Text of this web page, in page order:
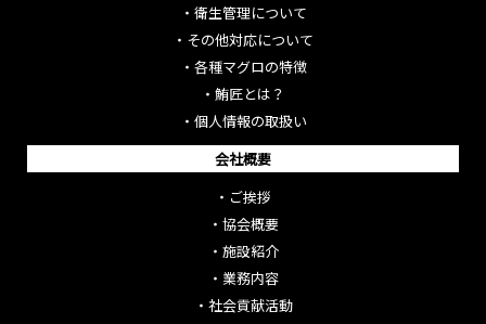
・ 衛生管理について
・ その他対応について
・ 各種マグロの特徴
・ 鮪匠とは？
・ 個人情報の取扱い
会社概要
・ ご挨拶
・ 協会概要
・ 施設紹介
・ 業務内容
・ 社会貢献活動